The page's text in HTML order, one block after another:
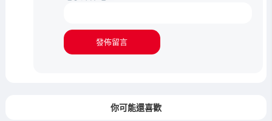
你可能還喜歡